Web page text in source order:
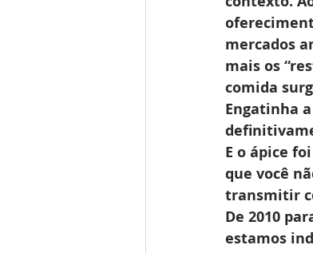
mercados
mais os
comida
Engatinha
E o ápice
que você
transmitir
De 2010
estamos